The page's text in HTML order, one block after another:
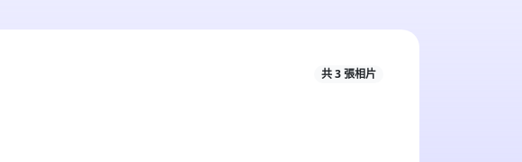
共 3 張相片